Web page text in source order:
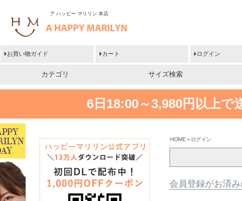
ア ハッピー マリリン 本店
お買い物ガイド カート ログイン
カテゴリ サイズ検索
6日18:00～3,980円以上で
HOME ログイン
会員登録がお済